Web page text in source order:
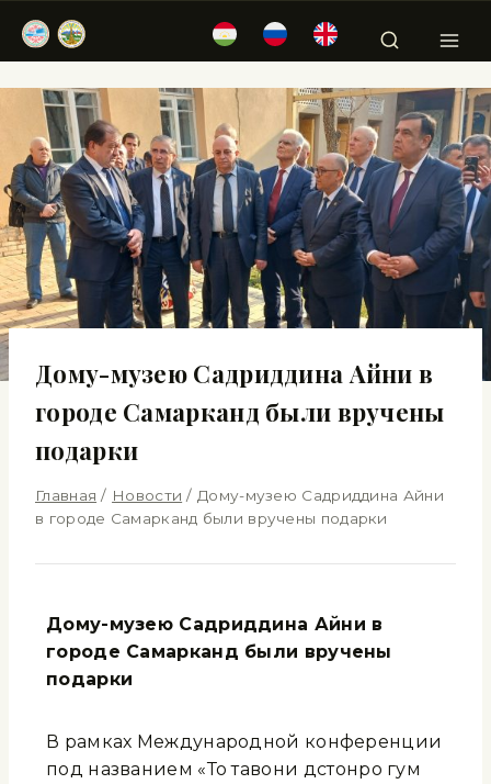
Дому-музею Садриддина Айни в
городе Самарканд были вручены
подарки
Главная / Новости / Дому-музею Садриддина Айни
в городе Самарканд были вручены подарки
Дому-музею Садриддина Айни в
городе Самарканд были вручены
подарки
В рамках Международной конференции
под названием «То тавони дӯстонро гум